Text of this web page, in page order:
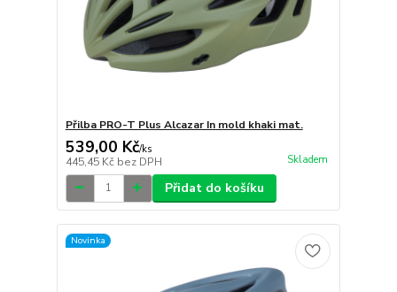
Přilba PRO-T Plus Alcazar In mold khaki mat.
539,00 Kč/ks
445,45 Kč bez DPH Skladem
Přidat do košíku
Novinka